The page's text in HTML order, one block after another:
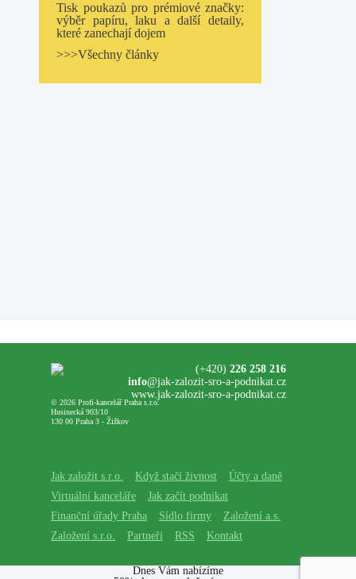
Tisk poukazů pro prémiové značky:
výběr papíru, laku a další detaily,
které zanechají dojem
>>>Všechny články
© 2026 Profi-kancelář Praha s.r.o.
Husinecká 903/10
130 00 Praha 3 - Žižkov
(+420) 226 258 216
info@jak-zalozit-sro-a-podnikat.cz
www.jak-zalozit-sro-a-podnikat.cz
Jak založit s.r.o. Když stačí živnost
Účty a daně
Virtuální kanceláře
Jak začít podnikat
Finanční úřady Praha
Sídlo firmy
Založení a.s.
Založení s.r.o.
Partneři RSS Kontakt
Dnes Vám nabízíme